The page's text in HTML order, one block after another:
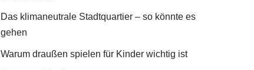
Das klimaneutrale Stadtquartier – so könnte es
gehen
Warum draußen spielen für Kinder wichtig ist